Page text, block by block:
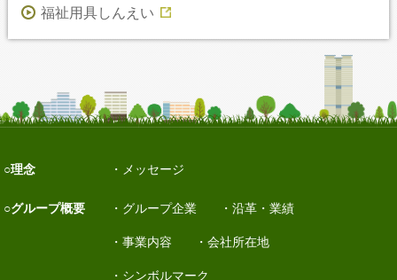
福祉用具しんえい
理念 メッセージ
グループ概要 グループ企業 沿革・業績
事業内容 会社所在地
シンボルマーク